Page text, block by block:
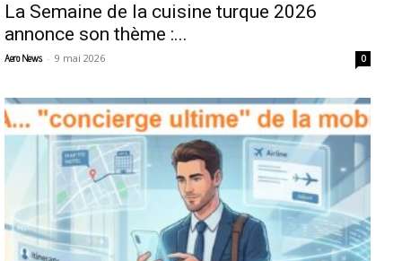
La Semaine de la cuisine turque 2026
annonce son thème :...
Aero News - 9 mai 2026 0